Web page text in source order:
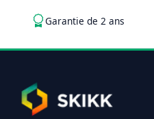
Garantie de 2 ans